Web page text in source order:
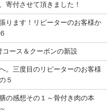
寄付させて頂きました！
ります！リピーターのお客様か
ース＆クーポンの新設
。三度目のリピーターのお客様
５
の感想その１～骨付き肉の本